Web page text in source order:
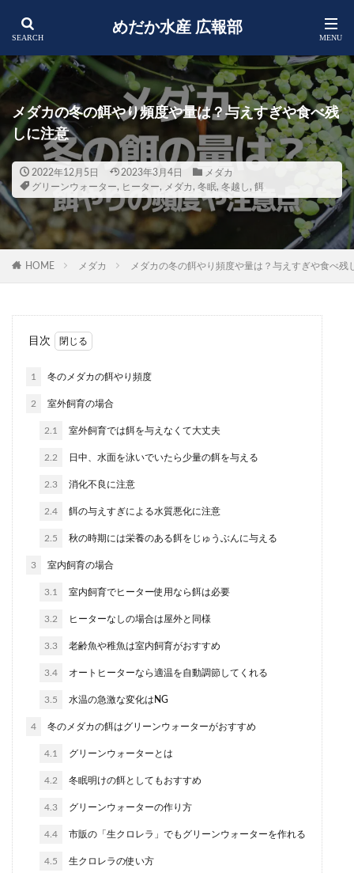
めだか水産 広報部
メダカの冬の餌やり頻度や量は？与えすぎや食べ残
しに注意
2022年12月5日 2023年3月4日
メダカ
グリーンウォーター, ヒーター, メダカ , 冬眠, 冬越し , 餌
HOME メダカ メダカの冬の餌やり頻度や量は？与えすぎや食べ残
目次
1 冬のメダカの餌やり頻度
2 室外飼育の場合
2.1 室外飼育では餌を与えなくて大丈夫
2.2 日中、水面を泳いでいたら少量の餌を与える
2.3 消化不良に注意
2.4 餌の与えすぎによる水質悪化に注意
2.5 秋の時期には栄養のある餌をじゅうぶんに与える
3 室内飼育の場合
3.1 室内飼育でヒーター使用なら餌は必要
3.2 ヒーターなしの場合は屋外と同様
3.3 老齢魚や稚魚は室内飼育がおすすめ
3.4 オートヒーターなら適温を自動調節してくれる
3.5 水温の急激な変化はNG
4 冬のメダカの餌はグリーンウォーターがおすすめ
4.1 グリーンウォーターとは
4.2 冬眠明けの餌としてもおすすめ
4.3 グリーンウォーターの作り方
4.4 市販の「生クロレラ」でもグリーンウォーターを作れる
4.5 生クロレラの使い方